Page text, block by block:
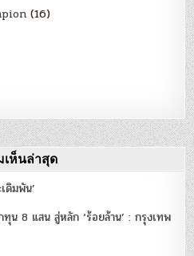
(16)
เห็นล่าสุด
ดิมพัน’
น 8 แสน สู่หลัก ‘ร้อยล้าน’ : กรุงเทพ